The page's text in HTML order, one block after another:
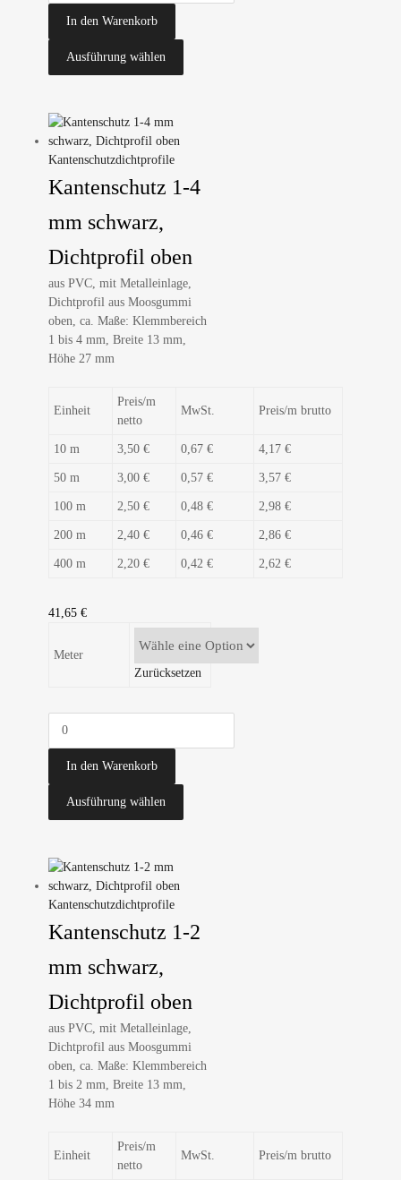
In den Warenkorb
Ausführung wählen
Kantenschutzdichtprofile
Kantenschutz 1-4
mm schwarz,
Dichtprofil oben
aus PVC, mit Metalleinlage,
Dichtprofil aus Moosgummi
oben, ca. Maße: Klemmbereich
1 bis 4 mm, Breite 13 mm,
Höhe 27 mm
Einheit
Preis/m
netto
MwSt. Preis/m brutto
10 m 3,50 € 0,67 € 4,17 €
50 m 3,00 € 0,57 € 3,57 €
100 m 2,50 € 0,48 € 2,98 €
200 m 2,40 € 0,46 € 2,86 €
400 m 2,20 € 0,42 € 2,62 €
41,65 €
Meter
Zurücksetzen
In den Warenkorb
Ausführung wählen
Kantenschutzdichtprofile
Kantenschutz 1-2
mm schwarz,
Dichtprofil oben
aus PVC, mit Metalleinlage,
Dichtprofil aus Moosgummi
oben, ca. Maße: Klemmbereich
1 bis 2 mm, Breite 13 mm,
Höhe 34 mm
Einheit
Preis/m
netto
MwSt. Preis/m brutto